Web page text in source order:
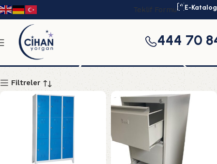
Teklif Formu E-Katalog
444 70
198'lik Dosya Dolabı
Filtreler